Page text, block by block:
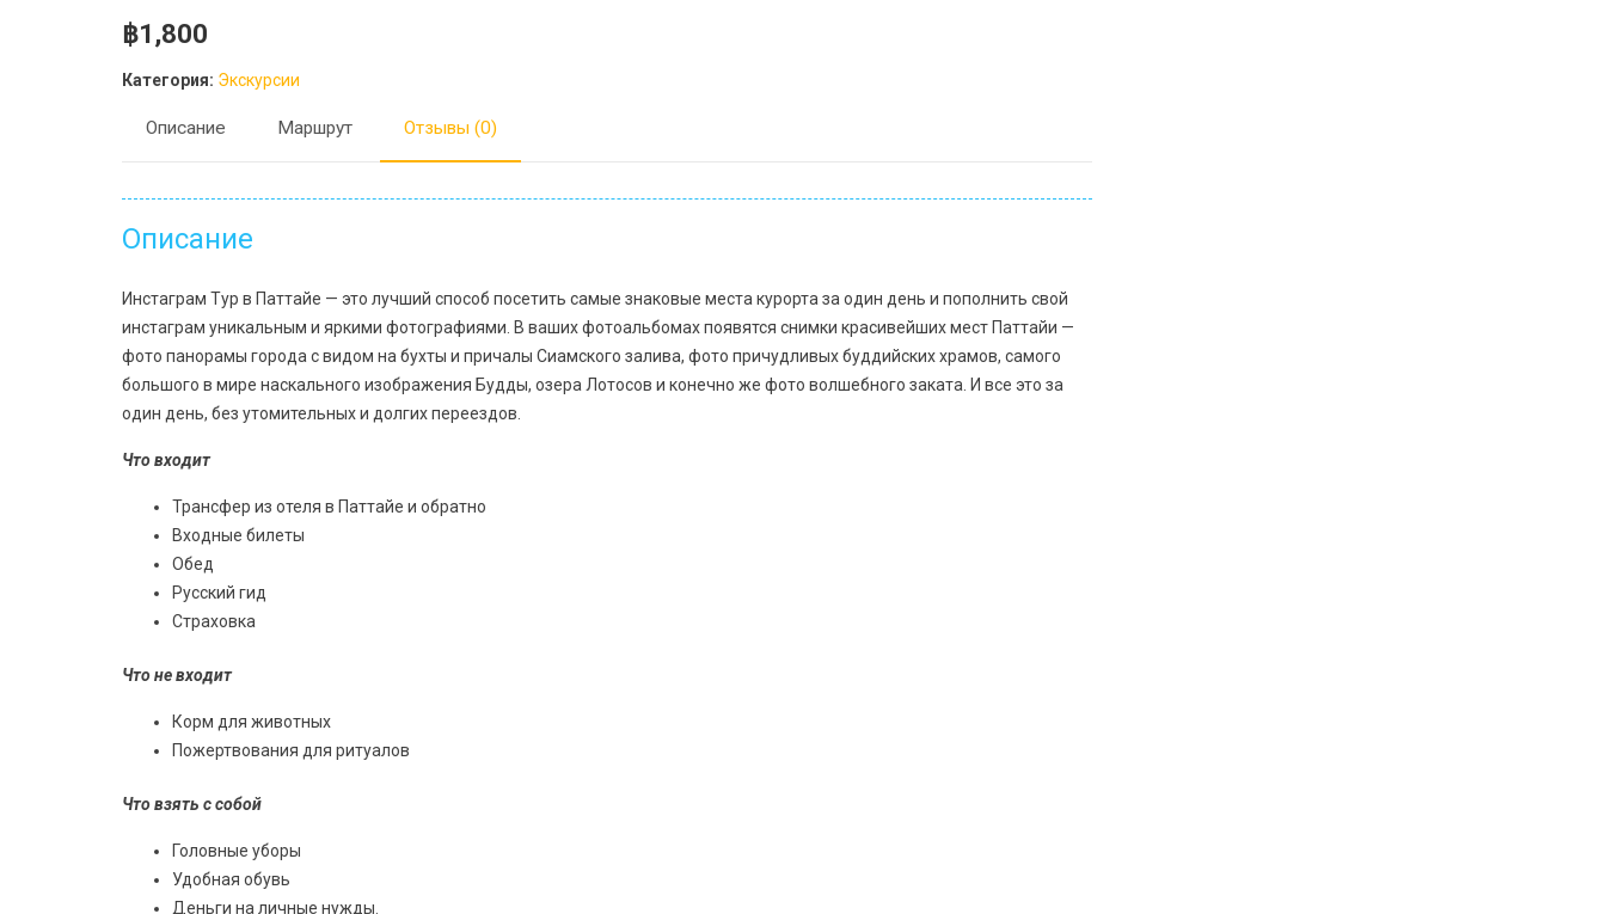
฿1,800
Категория: Экскурсии
Описание Маршрут Отзывы (0)
Описание
Инстаграм Тур в Паттайе — это лучший способ посетить самые знаковые места курорта за один день и пополнить свой
инстаграм уникальным и яркими фотографиями. В ваших фотоальбомах появятся снимки красивейших мест Паттайи —
фото панорамы города с видом на бухты и причалы Сиамского залива, фото причудливых буддийских храмов, самого
большого в мире наскального изображения Будды, озера Лотосов и конечно же фото волшебного заката. И все это за
один день, без утомительных и долгих переездов.
Что входит
Трансфер из отеля в Паттайе и обратно
Входные билеты
Обед
Русский гид
Страховка
Что не входит
Корм для животных
Пожертвования для ритуалов
Что взять с собой
Головные уборы
Удобная обувь
Деньги на личные нужды.